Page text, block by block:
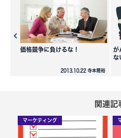
価格競争に負けるな！
2013.10.22 寺本隆裕
が
な
関連記
マーケティング